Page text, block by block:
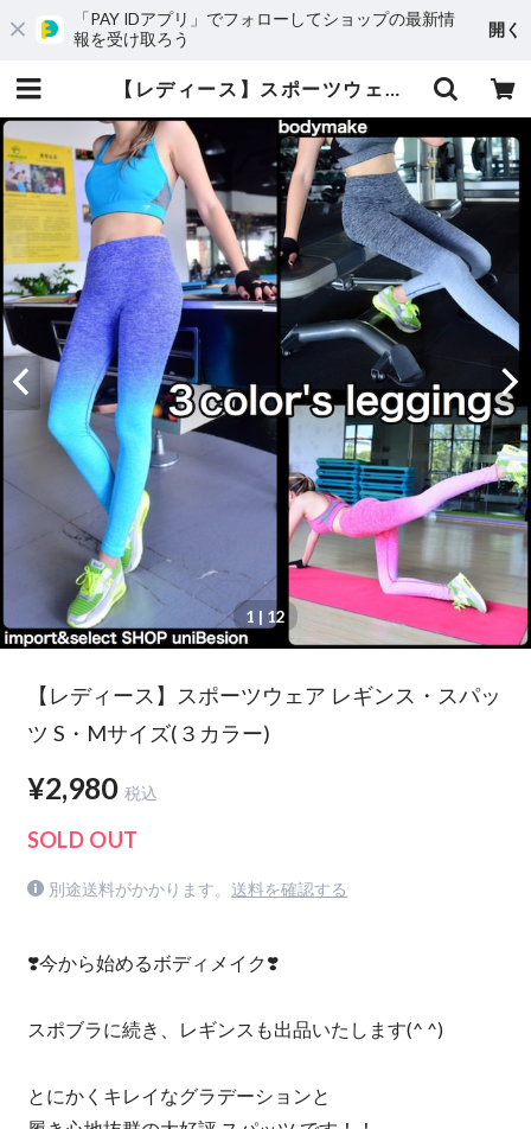
「PAY IDアプリ」でフォローしてショップの最新情
報を受け取ろう
開く
【レディース】スポーツウェア レギンス・スパッツ S・Mサイズ(３カラー) | uniBesion(ユニビジョン)
1 | 12
【レディース】スポーツウェア レギンス・スパッ
ツ S・Mサイズ(３カラー)
¥2,980 税込
SOLD OUT
別途送料がかかります。 送料を確認する
❣️今から始めるボディメイク❣️
スポブラに続き、レギンスも出品いたします(^ ^)
とにかくキレイなグラデーションと